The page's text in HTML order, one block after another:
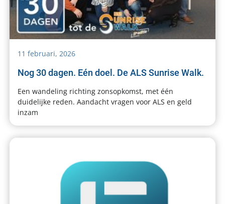
11 februari, 2026
Nog 30 dagen. Eén doel. De ALS Sunrise Walk.
Een wandeling richting zonsopkomst, met één
duidelijke reden. Aandacht vragen voor ALS en geld
inzam